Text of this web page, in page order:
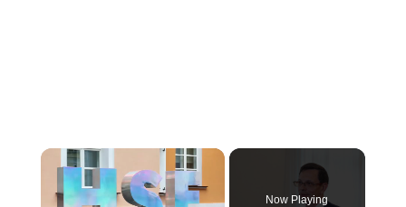
Now Playing